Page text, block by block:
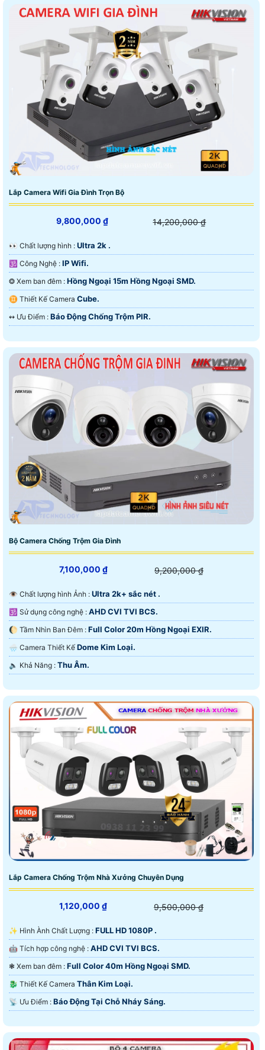
Lắp Camera Wifi Gia Đình Trọn Bộ
9,800,000 ₫ 14,200,000 ₫
️👀 Chất lượng hình : Ultra 2k .
🕉️ Công Nghệ : IP Wifi.
❂ Xem ban đêm : Hồng Ngoại 15m Hồng Ngoại SMD.
♊ Thiết Kế Camera Cube.
️↭ Ưu Điểm : Báo Động Chống Trộm PIR.
Bộ Camera Chống Trộm Gia Đình
7,100,000 ₫ 9,200,000 ₫
👁 Chất lượng hình Ảnh : Ultra 2k+ sắc nét .
🕉️ Sử dụng công nghệ : AHD CVI TVI BCS.
🌔 Tầm Nhìn Ban Đêm : Full Color 20m Hồng Ngoại EXIR.
🌧️ Camera Thiết Kế Dome Kim Loại.
️🔈 Khả Năng : Thu Âm.
Lắp Camera Chống Trộm Nhà Xưởng Chuyên Dụng
1,120,000 ₫ 9,500,000 ₫
✨ Hình Ành Chất Lượng : FULL HD 1080P .
🤖️ Tích hợp công nghệ : AHD CVI TVI BCS.
❃ Xem ban đêm : Full Color 40m Hồng Ngoại SMD.
🐉️ Thiết Kế Camera Thân Kim Loại.
️📡 Ưu Điểm : Báo Động Tại Chỗ Nháy Sáng.